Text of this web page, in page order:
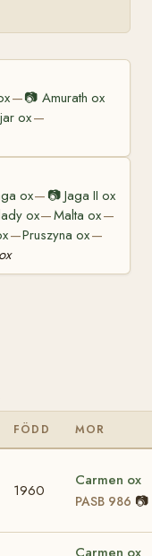
—📷 Amurath ox
ox—
ox— 📷 Jaga II ox
ox—Malta ox—
—Pruszyna ox—
FÖDD MOR
1960
Carmen ox
PASB 986 📷